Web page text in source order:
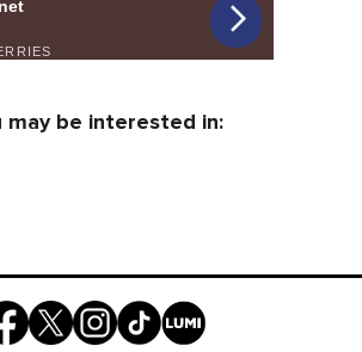
may be interested in: